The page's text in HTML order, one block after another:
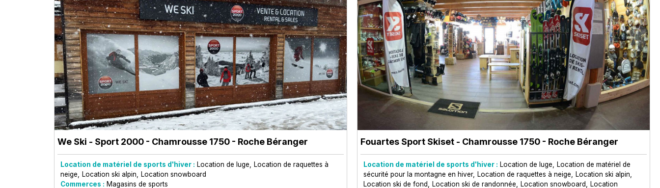
We Ski - Sport 2000 - Chamrousse 1750 - Roche Béranger
Location de matériel de sports d'hiver : Location de luge
Location de raquettes à
neige
Location ski alpin
Location snowboard
Commerces : Magasins de sports
Fouartes Sport Skiset - Chamrousse 1750 - Roche Béranger
Location de matériel de sports d'hiver : Location de luge
Location de matériel de
sécurité pour la montagne en hiver
Location de raquettes à neige
Location ski alpin
Location ski de fond
Location ski de randonnée Location snowboard Location